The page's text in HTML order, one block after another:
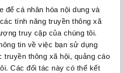
để cá nhân hóa nội dung và
tính năng truyền thông xã
truy cập của chúng tôi.
tin về việc bạn sử dụng
thông xã hội, quảng cáo
Các đối tác này có thể kết